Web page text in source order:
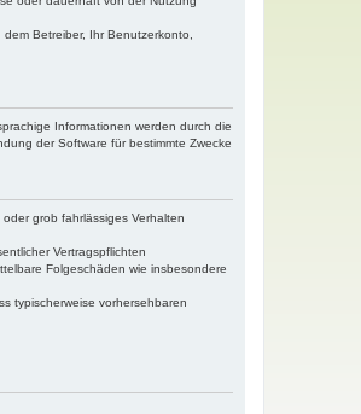
Betreiber, Ihr Benutzerkonto,
Informationen werden durch die
der Software für bestimmte Zwecke
grob fahrlässiges Verhalten
Vertragspflichten
Folgeschäden wie insbesondere
typischerweise vorhersehbaren